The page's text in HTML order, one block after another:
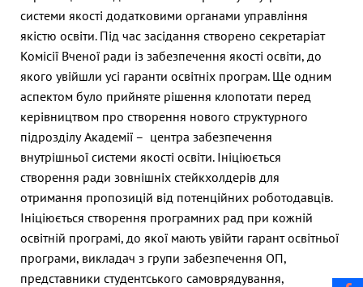
системи якості додатковими органами управління
якістю освіти. Під час засідання створено секретаріат
Комісії Вченої ради із забезпечення якості освіти, до
якого увійшли усі гаранти освітніх програм. Ще одним
аспектом було прийняте рішення клопотати перед
керівництвом про створення нового структурного
підрозділу Академії – центра забезпечення
внутрішньої системи якості освіти. Ініціюється
створення ради зовнішніх стейкхолдерів для
отримання пропозицій від потенційних роботодавців.
Ініціюється створення програмних рад при кожній
освітній програмі, до якої мають увійти гарант освітньої
програми, викладач з групи забезпечення ОП,
представники студентського самоврядування,